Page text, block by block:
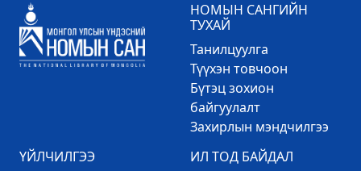
НОМЫН САНГИЙН
ТУХАЙ
Танилцуулга
Түүхэн товчоон
Бүтэц зохион
байгуулалт
Захирлын мэндчилгээ
ҮЙЛЧИЛГЭЭ
ИЛ ТОД БАЙДАЛ